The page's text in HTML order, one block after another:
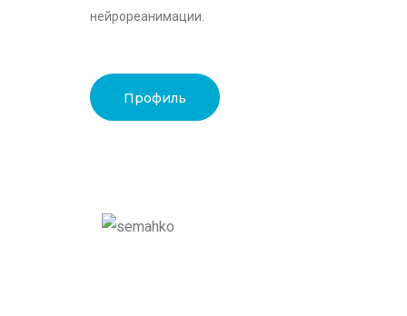
нейрореанимации.
Профиль